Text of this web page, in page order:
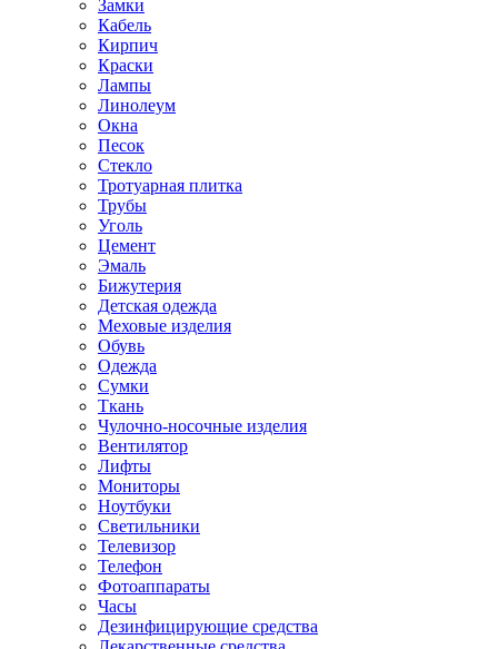
Замки
Кабель
Кирпич
Краски
Лампы
Линолеум
Окна
Песок
Стекло
Тротуарная плитка
Трубы
Уголь
Цемент
Эмаль
Бижутерия
Детская одежда
Меховые изделия
Обувь
Одежда
Сумки
Ткань
Чулочно-носочные изделия
Вентилятор
Лифты
Мониторы
Ноутбуки
Светильники
Телевизор
Телефон
Фотоаппараты
Часы
Дезинфицирующие средства